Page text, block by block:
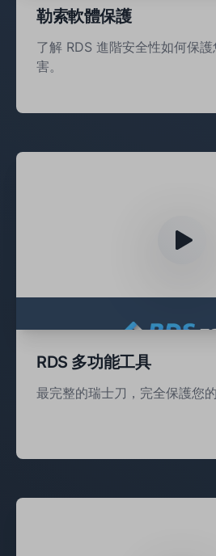
勒索軟體保護
了解 RDS 進階安全性如何保
害。
RDS 多功能工具
最完整的瑞士刀，完全保護您的